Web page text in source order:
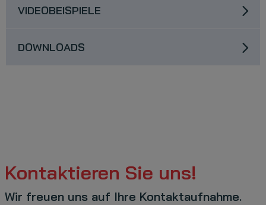
VIDEOBEISPIELE
DOWNLOADS
Kontaktieren Sie uns!
Wir freuen uns auf Ihre Kontaktaufnahme.